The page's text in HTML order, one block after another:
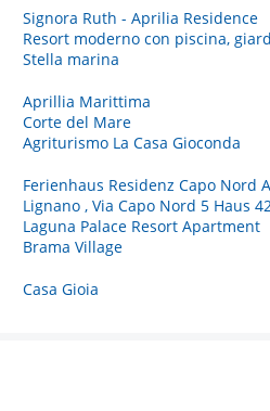
Signora Ruth - Aprilia Residence
Resort moderno con piscina,
Stella marina
Aprillia Marittima
Corte del Mare
Agriturismo La Casa Gioconda
Ferienhaus Residenz Capo Nord
Lignano , Via Capo Nord 5 Haus 42
Laguna Palace Resort Apartment
Brama Village
Casa Gioia